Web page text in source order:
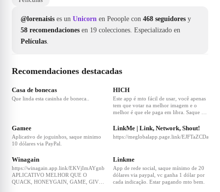
@lorenaisis es un Unicorn en Peoople con 468 seguidores y
58 recomendaciones en 19 colecciones. Especializado en
Películas.
Recomendaciones destacadas
❤72
Casa de bonecas
Que linda esta casinha de boneca..
❤
HICH
Este app é mto fácil de usar, você apenas
tem que votar na melhor imagem e o
melhor é que ele paga em libra. Saque via
Gamee
Aplicativo de joguinhos, saque minimo
10 dólares via PayPal.
❤37
LinkMe | Link, Network, Shout!
https://meglobalapp.page.link/
❤30
Winagain
https://winagain.app.link/EKVjImAYgnb
APLICATIVO MELHOR QUE O
QUACK, HONEYGAIN, GAME, GIVVY
Linkme
App de rede social, saque mínimo de 20
dólares via paypal, vc ganha 1 dólar por
cada indicação. Estar pagando mto bem.
❤21